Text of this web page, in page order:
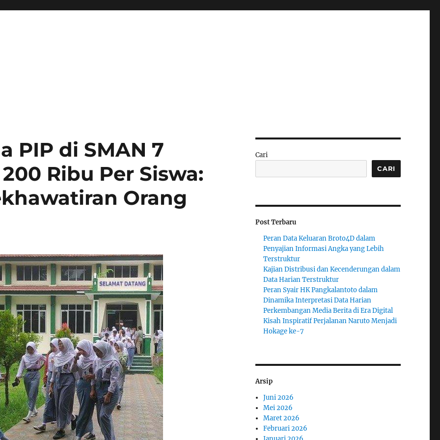
PIP di SMAN 7
Ribu Per Siswa:
Orang
Cari
CARI
Post Terbaru
Peran Data Keluaran Broto4D dalam
Penyajian Informasi Angka yang Lebih
Terstruktur
Kajian Distribusi dan Kecenderungan dalam
Data Harian Terstruktur
Peran Syair HK Pangkalantoto dalam
Dinamika Interpretasi Data Harian
Perkembangan Media Berita di Era Digital
Kisah Inspiratif Perjalanan Naruto Menjadi
Hokage ke-7
Arsip
Juni 2026
Mei 2026
Maret 2026
Februari 2026